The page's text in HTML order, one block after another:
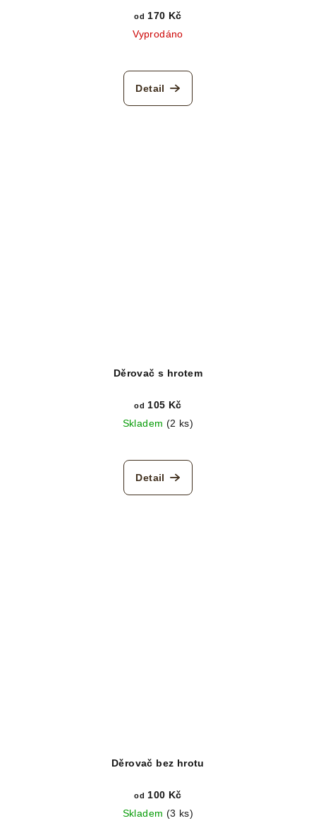
od 170 Kč
Vyprodáno
Detail
Děrovač s hrotem
od 105 Kč
Skladem (2 ks)
Detail
Děrovač bez hrotu
od 100 Kč
Skladem (3 ks)